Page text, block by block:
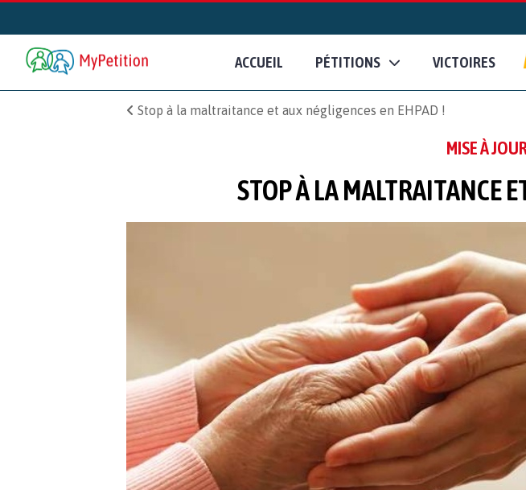
ACCUEIL PÉTITIONS VICTOIRES
Stop à la maltraitance et aux négligences en EHPAD !
MISE À
STOP À LA MALTRAITANCE